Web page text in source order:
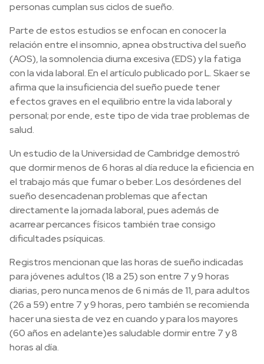
personas cumplan sus ciclos de sueño.
Parte de estos estudios se enfocan en conocer la
relación entre el insomnio, apnea obstructiva del sueño
(AOS), la somnolencia diurna excesiva (EDS) y la fatiga
con la vida laboral. En el artículo publicado por L. Skaer se
afirma que la insuficiencia del sueño puede tener
efectos graves en el equilibrio entre la vida laboral y
personal; por ende, este tipo de vida trae problemas de
salud.
Un estudio de la Universidad de Cambridge demostró
que dormir menos de 6 horas al día reduce la eficiencia en
el trabajo más que fumar o beber. Los desórdenes del
sueño desencadenan problemas que afectan
directamente la jornada laboral, pues además de
acarrear percances físicos también trae consigo
dificultades psíquicas.
Registros mencionan que las horas de sueño indicadas
para jóvenes adultos (18 a 25) son entre 7 y 9 horas
diarias, pero nunca menos de 6 ni más de 11, para adultos
(26 a 59) entre 7 y 9 horas, pero también se recomienda
hacer una siesta de vez en cuando y para los mayores
(60 años en adelante)es saludable dormir entre 7 y 8
horas al día.